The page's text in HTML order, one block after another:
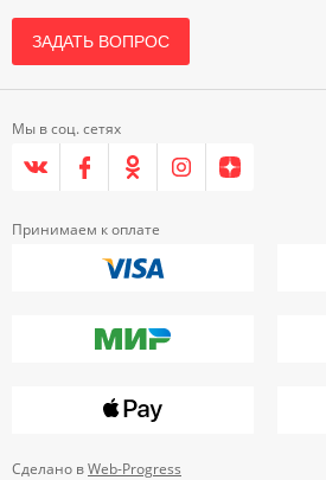
ЗАДАТЬ ВОПРОС
Мы в соц. сетях
Принимаем к оплате
Сделано вWeb-Progress